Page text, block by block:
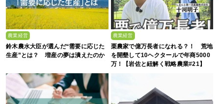
農業経営
鈴木農水大臣が選んだ“需要に応じた
生産”とは？ 増産の夢は潰えたのか
農業経営
栗農家で億万長者になれる？！ 荒地
を開墾して10ヘクタールで年商5000
万！【岩佐と紐解く戦略農業#21】